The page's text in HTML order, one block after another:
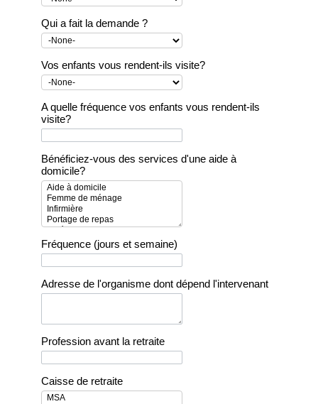
Qui a fait la demande ?
Vos enfants vous rendent-ils visite?
A quelle fréquence vos enfants vous rendent-ils
visite?
Bénéficiez-vous des services d'une aide à
domicile?
Fréquence (jours et semaine)
Adresse de l'organisme dont dépend l'intervenant
Profession avant la retraite
Caisse de retraite